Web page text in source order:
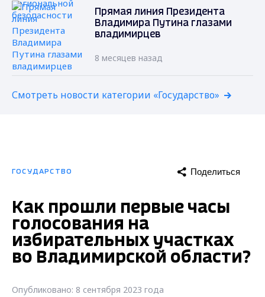
Прямая линия Президента
Владимира Путина глазами
владимирцев
8 месяцев назад
Смотреть новости категории «Государство»
ГОСУДАРСТВО Поделиться
Как прошли первые часы
голосования на
избирательных участках
во Владимирской области?
Опубликовано: 8 сентября 2023 года